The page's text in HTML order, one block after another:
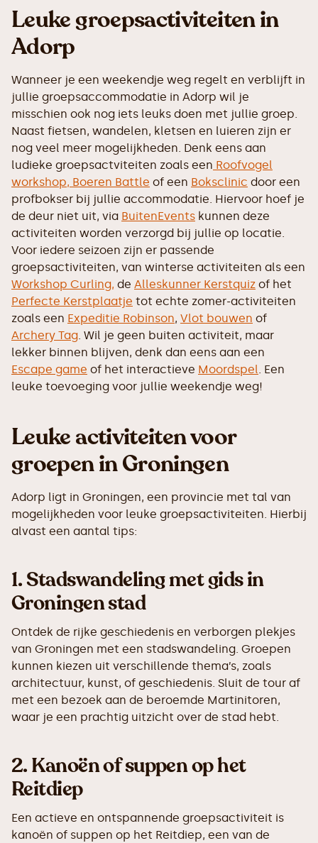
Leuke groepsactiviteiten in
Adorp
Wanneer je een weekendje weg regelt en verblijft in
jullie groepsaccommodatie in Adorp wil je
misschien ook nog iets leuks doen met jullie groep.
Naast fietsen, wandelen, kletsen en luieren zijn er
nog veel meer mogelijkheden. Denk eens aan
ludieke groepsactviteiten zoals een Roofvogel
workshop, Boeren Battle of een Boksclinic door een
profbokser bij jullie accommodatie. Hiervoor hoef je
de deur niet uit, via BuitenEvents kunnen deze
activiteiten worden verzorgd bij jullie op locatie.
Voor iedere seizoen zijn er passende
groepsactiviteiten, van winterse activiteiten als een
Workshop Curling, de Alleskunner Kerstquiz of het
Perfecte Kerstplaatje tot echte zomer-activiteiten
zoals een Expeditie Robinson, Vlot bouwen of
Archery Tag. Wil je geen buiten activiteit, maar
lekker binnen blijven, denk dan eens aan een
Escape game of het interactieve Moordspel. Een
leuke toevoeging voor jullie weekendje weg!
Leuke activiteiten voor
groepen in Groningen
Adorp ligt in Groningen, een provincie met tal van
mogelijkheden voor leuke groepsactiviteiten. Hierbij
alvast een aantal tips:
1.Stadswandeling met gids in
Groningen stad
Ontdek de rijke geschiedenis en verborgen plekjes
van Groningen met een stadswandeling. Groepen
kunnen kiezen uit verschillende thema’s, zoals
architectuur, kunst, of geschiedenis. Sluit de tour af
met een bezoek aan de beroemde Martinitoren,
waar je een prachtig uitzicht over de stad hebt.
2.Kanoën of suppen op het
Reitdiep
Een actieve en ontspannende groepsactiviteit is
kanoën of suppen op het Reitdiep, een van de